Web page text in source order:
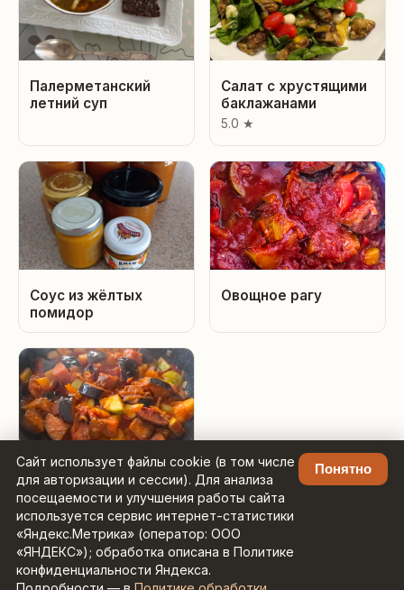
Сайт использует файлы cookie (в том числе
для авторизации и сессии). Для анализа
посещаемости и улучшения работы сайта
используется сервис интернет-статистики
«Яндекс.Метрика» (оператор: ООО
«ЯНДЕКС»); обработка описана в Политике
конфиденциальности Яндекса.
Понятно
Палерметанский
летний суп
Салат с хрустящими
баклажанами
5.0 ★
Соус из жёлтых
помидор
Овощное рагу
Сотэ из баклажанов